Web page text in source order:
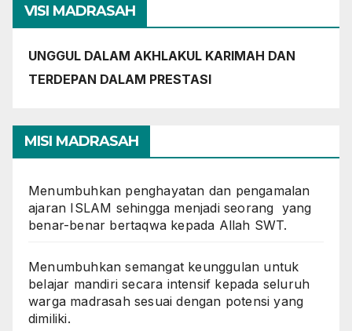
VISI MADRASAH
UNGGUL DALAM AKHLAKUL KARIMAH DAN
TERDEPAN DALAM PRESTASI
MISI MADRASAH
Menumbuhkan penghayatan dan pengamalan
ajaran ISLAM sehingga menjadi seorang yang
benar-benar bertaqwa kepada Allah SWT.
Menumbuhkan semangat keunggulan untuk
belajar mandiri secara intensif kepada seluruh
warga madrasah sesuai dengan potensi yang
dimiliki.